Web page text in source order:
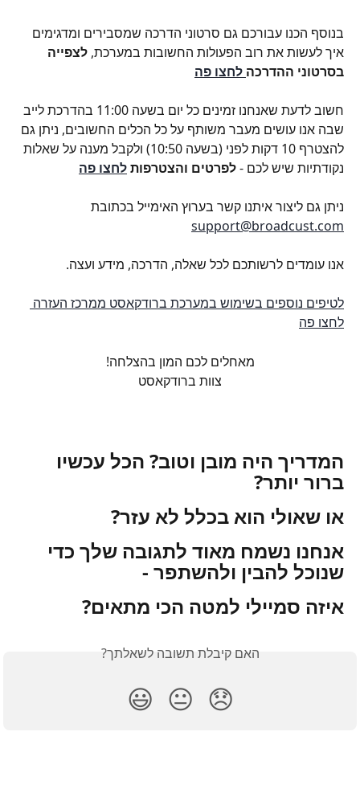
בנוסף הכנו עבורכם גם סרטוני הדרכה שמסבירים ומדגימים
איך לעשות את רוב הפעולות החשובות במערכת, לצפייה
בסרטוני ההדרכה לחצו פה
חשוב לדעת שאנחנו זמינים כל יום בשעה 11:00 בהדרכת לייב
שבה אנו עושים מעבר משותף על כל הכלים החשובים, ניתן גם
להצטרף 10 דקות לפני (בשעה 10:50) ולקבל מענה על שאלות
נקודתיות שיש לכם - לפרטים והצטרפות לחצו פה
ניתן גם ליצור איתנו קשר בערוץ האימייל בכתובת
support@broadcust.com
אנו עומדים לרשותכם לכל שאלה, הדרכה, מידע ועצה.
לטיפים נוספים בשימוש במערכת ברודקאסט ממרכז העזרה
לחצו פה
מאחלים לכם המון בהצלחה!
צוות ברודקאסט
המדריך היה מובן וטוב? הכל עכשיו
ברור יותר?
או שאולי הוא בכלל לא עזר?
אנחנו נשמח מאוד לתגובה שלך כדי
שנוכל להבין ולהשתפר -
איזה סמיילי למטה הכי מתאים?
האם קיבלת תשובה לשאלתך?
😞
😐
😃